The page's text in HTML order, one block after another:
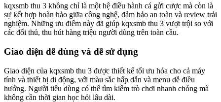
kqxsmb thu 3 không chỉ là một hệ điều hành cá gửi cược mà còn là
sự kết hợp hoàn hảo giữa công nghệ, đảm bảo an toàn và review trải
nghiệm. Những ưu điểm này đã giúp kqxsmb thu 3 vượt trội so với
các đối thủ, thu hút hàng triệu người dùng trên toàn cầu.
Giao diện dễ dùng và dễ sử dụng
Giao diện của kqxsmb thu 3 được thiết kế tối ưu hóa cho cả máy
tính và thiết bị di động, với màu sắc hấp dẫn và menu dễ điều
hướng. Người tiêu dùng có thể tìm kiếm trò chơi nhanh chóng mà
không cần thời gian học hỏi lâu dài.